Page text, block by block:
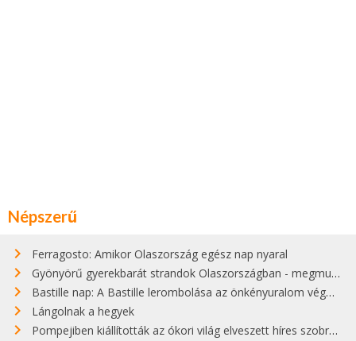
Népszerű
Ferragosto: Amikor Olaszország egész nap nyaral
Gyönyörű gyerekbarát strandok Olaszországban - megmutatjuk a 15 legjobbat
Bastille nap: A Bastille lerombolása az önkényuralom végét jelentette
Lángolnak a hegyek
Pompejiben kiállították az ókori világ elveszett híres szobrának másolatát